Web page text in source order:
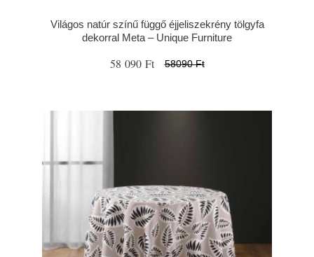
Világos natúr színű függő éjjeliszekrény tölgyfa
dekorral Meta – Unique Furniture
58 090 Ft 58090 Ft